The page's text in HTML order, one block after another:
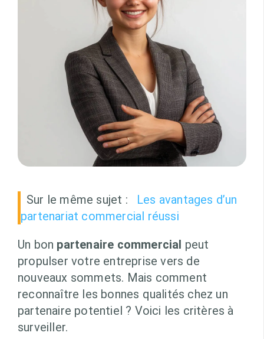
Sur le même sujet :
Les avantages d’un
partenariat commercial réussi
Un bon partenaire commercial peut
propulser votre entreprise vers de
nouveaux sommets. Mais comment
reconnaître les bonnes qualités chez un
partenaire potentiel ? Voici les critères à
surveiller.